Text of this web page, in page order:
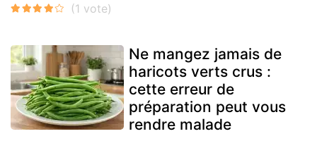
Ne mangez jamais de
haricots verts crus :
cette erreur de
préparation peut vous
rendre malade